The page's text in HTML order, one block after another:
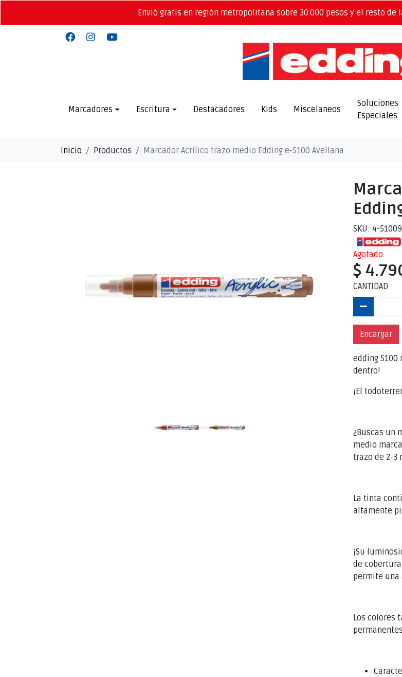
Envió gratis en región metropolitana sobre 30.000 pesos y el resto de
Marcadores Escritura Destacadores Kids Miscelaneos
Soluciones
Especiales
Inicio Productos Marcador Acrílico trazo medio Edding e-5100 Avellana
SKU: 4-
Agotado.
$
CANTIDAD
Encargar
edding
dentro!
¡El
¿Buscas un
medio
trazo de 2-3
La tinta
altamente
¡Su
de
permite una
Los colores